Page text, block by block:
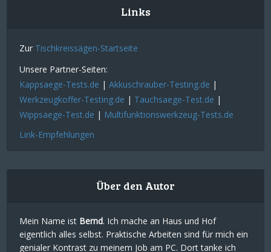
Links
Zur Tischkreissägen-Startseite
Unsere Partner-Seiten:
Kappsaege-Tests.de |Akkuschrauber-Testing.de |
Werkzeugkoffer-Testing.de | Tauchsaege-Test.de |
Wippsaege-Test.de | Multifunktionswerkzeug-Tests.de
Link-Empfehlungen
Über den Autor
Mein Name ist Bernd. Ich mache an Haus und Hof
eigentlich alles selbst. Praktische Arbeiten sind für mich ein
genialer Kontrast zu meinem Job am PC. Dort tanke ich